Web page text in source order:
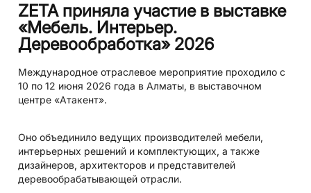
ZETA приняла участие в выставке
«Мебель. Интерьер.
Деревообработка» 2026
Международное отраслевое мероприятие проходило с
10 по 12 июня 2026 года в Алматы, в выставочном
центре «Атакент».
Оно объединило ведущих производителей мебели,
интерьерных решений и комплектующих, а также
дизайнеров, архитекторов и представителей
деревообрабатывающей отрасли.